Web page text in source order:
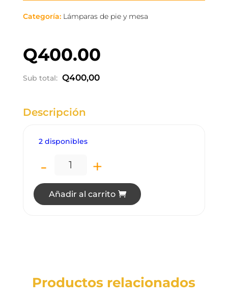
Categoría: Lámparas de pie y mesa
Q400.00
Sub total: Q400,00
Descripción
2 disponibles
LP6305 LÁMPARA DE PIE NEGRA CON
- +
Añadir al carrito
Productos relacionados